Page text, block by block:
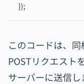
});
このコードは、
POSTリクエスト
サーバーに送信